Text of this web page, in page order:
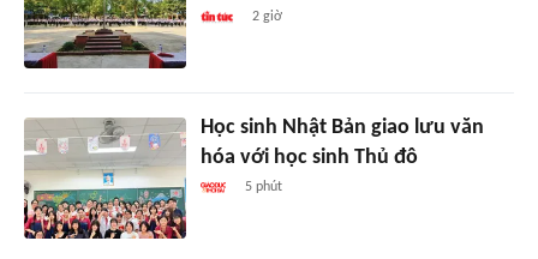
2 giờ
Học sinh Nhật Bản giao lưu văn
hóa với học sinh Thủ đô
5 phút